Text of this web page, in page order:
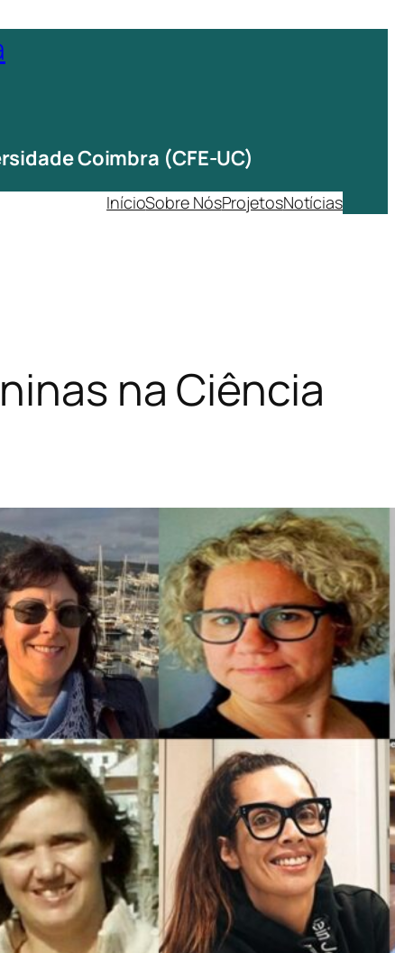
Coimbra (CFE-UC)
InícioSobre NósProjetosNotícias
na Ciência
que constroem, todos os dias, uma
e Meninas na Ciência,
na produção de conhecimento e na
de Investigação “Sociedades e
for Functional Ecology – Science for
daUniversidade de Coimbrae sua
contribuem diariamente
uma ciência mais justa,